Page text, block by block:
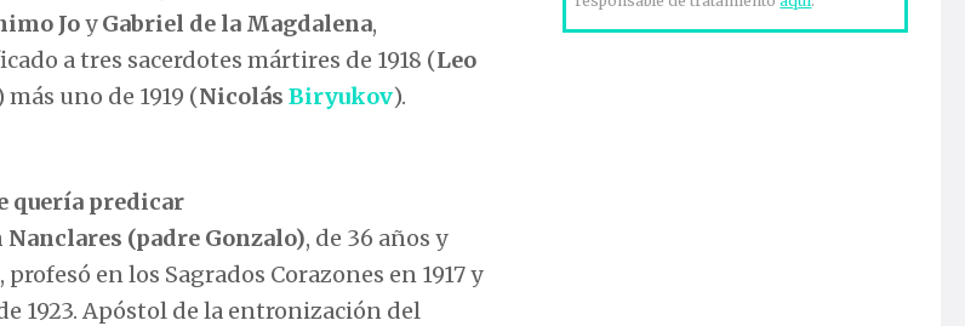
JoyGabriel de la Magdalena,
a tres sacerdotes mártires de 1918 (Leo
más uno de 1919 (Nicolás Biryukov).
quería predicar
(padre Gonzalo), de 36 años y
en los Sagrados Corazones en 1917 y
1923. Apóstol de la entronización del